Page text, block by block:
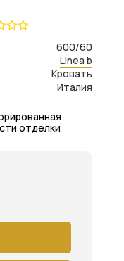
Linea b
600/60
Кровать
Италия
отделки